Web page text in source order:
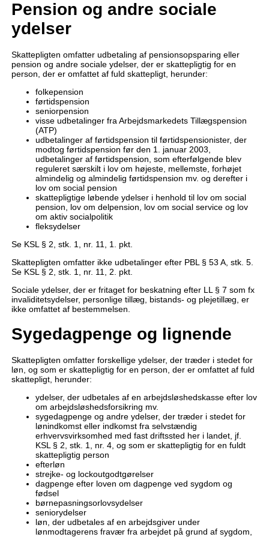
Pension og andre sociale
ydelser
Skattepligten omfatter udbetaling af pensionsopsparing eller
pension og andre sociale ydelser, der er skattepligtig for en
person, der er omfattet af fuld skattepligt, herunder:
folkepension
førtidspension
seniorpension
visse udbetalinger fra Arbejdsmarkedets Tillægspension
(ATP)
udbetalinger af førtidspension til førtidspensionister, der
modtog førtidspension før den 1. januar 2003,
udbetalinger af førtidspension, som efterfølgende blev
reguleret særskilt i lov om højeste, mellemste, forhøjet
almindelig og almindelig førtidspension mv. og derefter i
lov om social pension
skattepligtige løbende ydelser i henhold til lov om social
pension, lov om delpension, lov om social service og lov
om aktiv socialpolitik
fleksydelser
Se KSL § 2, stk. 1, nr. 11, 1. pkt.
Skattepligten omfatter ikke udbetalinger efter PBL § 53 A, stk. 5.
Se KSL § 2, stk. 1, nr. 11, 2. pkt.
Sociale ydelser, der er fritaget for beskatning efter LL § 7 som fx
invaliditetsydelser, personlige tillæg, bistands- og plejetillæg, er
ikke omfattet af bestemmelsen.
Sygedagpenge og lignende
Skattepligten omfatter forskellige ydelser, der træder i stedet for
løn, og som er skattepligtig for en person, der er omfattet af fuld
skattepligt, herunder:
ydelser, der udbetales af en arbejdsløshedskasse efter lov
om arbejdsløshedsforsikring mv.
sygedagpenge og andre ydelser, der træder i stedet for
lønindkomst eller indkomst fra selvstændig
erhvervsvirksomhed med fast driftssted her i landet, jf.
KSL § 2, stk. 1, nr. 4, og som er skattepligtig for en fuldt
skattepligtig person
efterløn
strejke- og lockoutgodtgørelser
dagpenge efter loven om dagpenge ved sygdom og
fødsel
børnepasningsorlovsydelser
seniorydelser
løn, der udbetales af en arbejdsgiver under
lønmodtagerens fravær fra arbejdet på grund af sygdom,